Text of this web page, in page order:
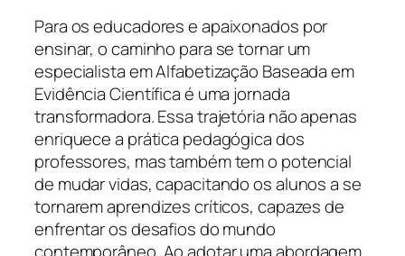
Para os educadores e apaixonados por
ensinar, o caminho para se tornar um
especialista em Alfabetização Baseada em
Evidência Científica é uma jornada
transformadora. Essa trajetória não apenas
enriquece a prática pedagógica dos
professores, mas também tem o potencial
de mudar vidas, capacitando os alunos a se
tornarem aprendizes críticos, capazes de
enfrentar os desafios do mundo